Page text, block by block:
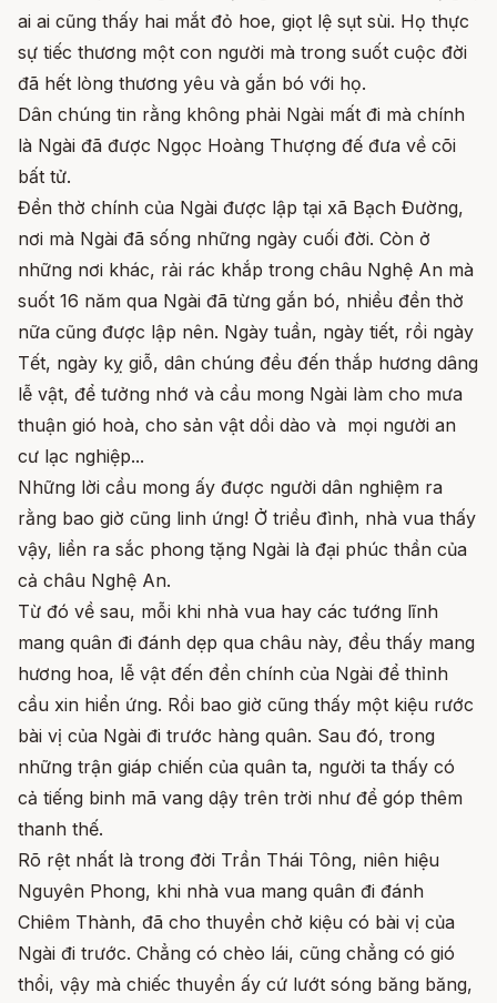
ai ai cũng thấy hai mắt đỏ hoe, giọt lệ sụt sùi. Họ thực
sự tiếc thương một con người mà trong suốt cuộc đời
đã hết lòng thương yêu và gắn bó với họ.
Dân chúng tin rằng không phải Ngài mất đi mà chính
là Ngài đã được Ngọc Hoàng Thượng đế đưa về cõi
bất tử.
Đền thờ chính của Ngài được lập tại xã Bạch Đường,
nơi mà Ngài đã sống những ngày cuối đời. Còn ở
những nơi khác, rải rác khắp trong châu Nghệ An mà
suốt 16 năm qua Ngài đã từng gắn bó, nhiều đền thờ
nữa cũng được lập nên. Ngày tuần, ngày tiết, rồi ngày
Tết, ngày kỵ giỗ, dân chúng đều đến thắp hương dâng
lễ vật, để tưởng nhớ và cầu mong Ngài làm cho mưa
thuận gió hoà, cho sản vật dồi dào và mọi người an
cư lạc nghiệp...
Những lời cầu mong ấy được người dân nghiệm ra
rằng bao giờ cũng linh ứng! Ở triều đình, nhà vua thấy
vậy, liền ra sắc phong tặng Ngài là đại phúc thần của
cả châu Nghệ An.
Từ đó về sau, mỗi khi nhà vua hay các tướng lĩnh
mang quân đi đánh dẹp qua châu này, đều thấy mang
hương hoa, lễ vật đến đền chính của Ngài để thỉnh
cầu xin hiển ứng. Rồi bao giờ cũng thấy một kiệu rước
bài vị của Ngài đi trước hàng quân. Sau đó, trong
những trận giáp chiến của quân ta, người ta thấy có
cả tiếng binh mã vang dậy trên trời như để góp thêm
thanh thế.
Rõ rệt nhất là trong đời Trần Thái Tông, niên hiệu
Nguyên Phong, khi nhà vua mang quân đi đánh
Chiêm Thành, đã cho thuyền chở kiệu có bài vị của
Ngài đi trước. Chẳng có chèo lái, cũng chẳng có gió
thổi, vậy mà chiếc thuyền ấy cứ lướt sóng băng băng,